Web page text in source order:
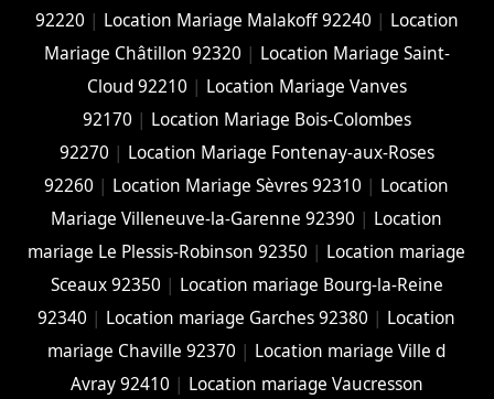
92220 | Location Mariage Malakoff 92240 | Location
Mariage Châtillon 92320 | Location Mariage Saint-
Cloud 92210 | Location Mariage Vanves
92170 | Location Mariage Bois-Colombes
92270 | Location Mariage Fontenay-aux-Roses
92260 | Location Mariage Sèvres 92310 | Location
Mariage Villeneuve-la-Garenne 92390 | Location
mariage Le Plessis-Robinson 92350 | Location mariage
Sceaux 92350 | Location mariage Bourg-la-Reine
92340 | Location mariage Garches 92380 | Location
mariage Chaville 92370 | Location mariage Ville d
Avray 92410 | Location mariage Vaucresson